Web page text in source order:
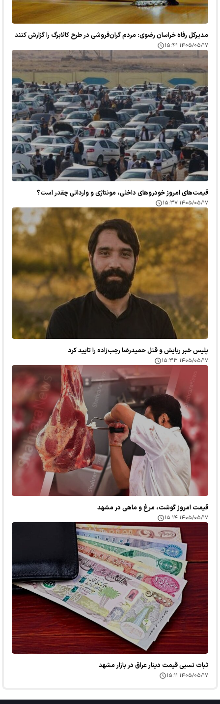
مدیرکل رفاه خراسان رضوی: مردم گران‌فروشی در طرح کالابرگ را گزارش کنند
۱۴۰۵/۰۵/۱۷ ۱۵:۴۱
قیمت‌های امروز خودرو‌های داخلی، مونتاژی و وارداتی چقدر است؟
۱۴۰۵/۰۵/۱۷ ۱۵:۳۷
پلیس خبر ربایش و قتل حمیدرضا رجب‌زاده را تایید کرد
۱۴۰۵/۰۵/۱۷ ۱۵:۳۳
قیمت امروز گوشت، مرغ و ماهی در مشهد
۱۴۰۵/۰۵/۱۷ ۱۵:۱۴
ثبات نسبی قیمت دینار عراق در بازار مشهد
۱۴۰۵/۰۵/۱۷ ۱۵:۱۱